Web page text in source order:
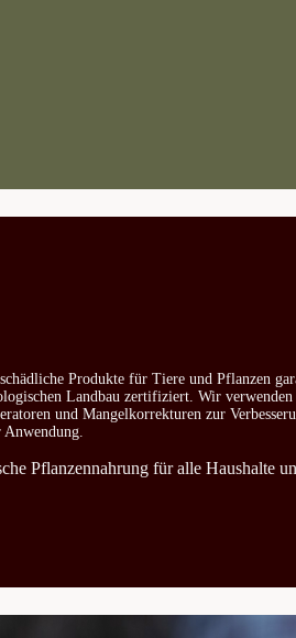
Produkte für Tiere und Pflanzen
Landbau zertifiziert. Wir
und Mangelkorrekturen zur
Pflanzennahrung für alle Haushalte